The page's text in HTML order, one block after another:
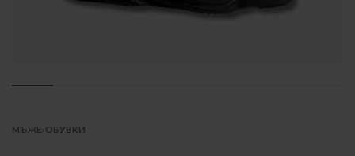
МЪЖЕ›ОБУВКИ